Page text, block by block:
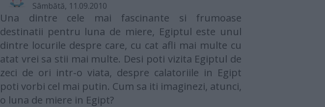
Sâmbătă, 11.09.2010
Una dintre cele mai fascinante si frumoase
destinatii pentru luna de miere, Egiptul este unul
dintre locurile despre care, cu cat afli mai multe cu
atat vrei sa stii mai multe. Desi poti vizita Egiptul de
zeci de ori intr-o viata, despre calatoriile in Egipt
poti vorbi cel mai putin. Cum sa iti imaginezi, atunci,
o luna de miere in Egipt?